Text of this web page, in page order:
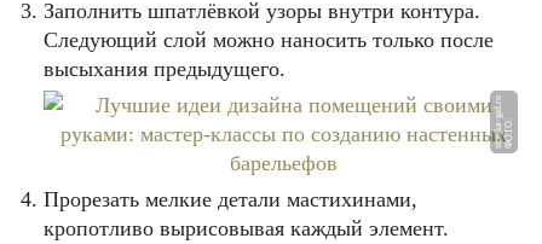
Заполнить шпатлёвкой узоры внутри контура.
Следующий слой можно наносить только после
высыхания предыдущего.
Ф
О
Т
О:
st
r
oj
k
a
-
gi
d.
r
u
Прорезать мелкие детали мастихинами,
кропотливо вырисовывая каждый элемент.